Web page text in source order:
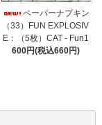
ペーパーナプキン
（33）FUN EXPLOSIV
E：（5枚）CAT - Fun1
600円(税込660円)